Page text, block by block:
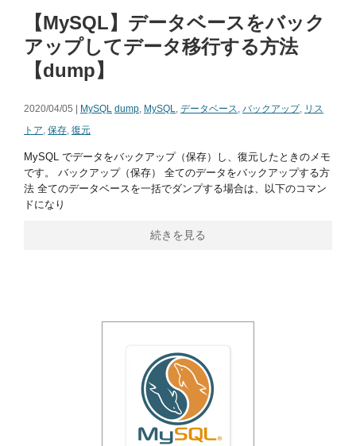
【MySQL】データベースをバック
アップしてデータ移行する方法
【dump】
2020/04/05 | MySQL dump, MySQL, データベース, バックアップ, リス
トア, 保存, 復元
MySQL でデータをバックアップ（保存）し、復元したときのメモ
です。 バックアップ（保存） 全てのデータをバックアップする方
法 全てのデータベースを一括でダンプする場合は、以下のコマン
ドになり
続きを見る